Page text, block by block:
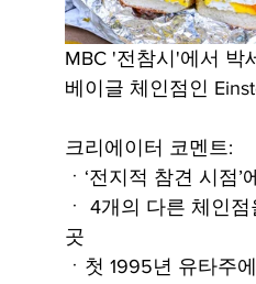
MBC '전참시'에서 박
베이글 체인점인
크리에이터 코멘트:
ㆍ‘전지적 참견 시점
ㆍ 4개의 다른 체인
곳
ㆍ첫 1995년 유타주